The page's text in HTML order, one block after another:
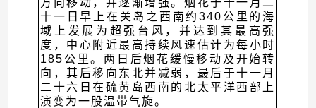
十一日早上在关岛之西南约340公里的海
域上发展为超强台风，并达到其最高强
度，中心附近最高持续风速估计为每小时
185公里。两日后烟花缓慢移动及开始转
向，其后移向东北并减弱，最后于十一月
二十六日在硫黄岛西南的北太平洋西部上
演变为一股温带气旋。